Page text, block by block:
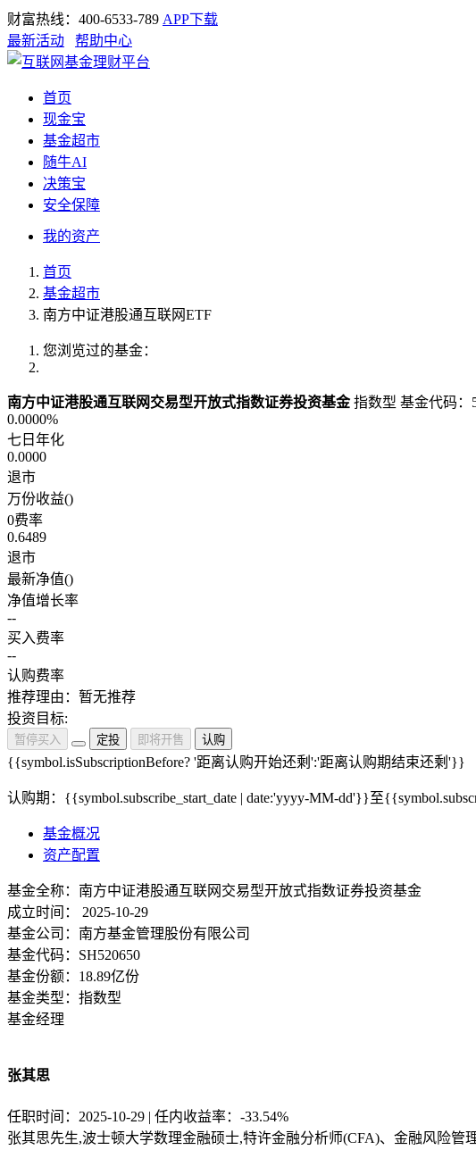
财富热线：400-6533-789 APP下载
最新活动
帮助中心
首页
现金宝
基金超市
随牛AI
决策宝
安全保障
我的资产
首页
基金超市
南方中证港股通互联网ETF
您浏览过的基金：
南方中证港股通互联网交易型开放式指数证券投资基金 指数型 基金代码：
0.0000%
七日年化
0.0000
退市
万份收益()
0费率
0.6489
退市
最新净值()
净值增长率
--
买入费率
--
认购费率
推荐理由：暂无推荐
投资目标:
暂停买入 定投 即将开售 认购
{{symbol.isSubscriptionBefore? '距离认购开始还剩':'距离认购期结束还剩'}}
认购期：{{symbol.subscribe_start_date | date:'yyyy-MM-dd'}}至
基金概况
资产配置
基金全称： 南方中证港股通互联网交易型开放式指数证券投资基金
成立时间：
2025-10-29
基金公司： 南方基金管理股份有限公司
基金代码： SH520650
基金份额： 18.89亿份
基金类型： 指数型
基金经理
张其思
任职时间：2025-10-29 | 任内收益率：-33.54%
张其思先生,波士顿大学数理金融硕士,特许金融分析师(CFA)、金融风险管